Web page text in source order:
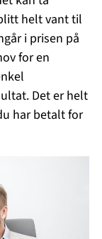
helt vant til
i prisen på
for en
Det er helt
har betalt for